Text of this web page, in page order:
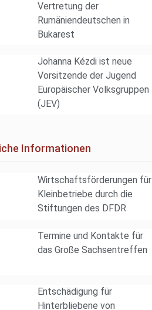
Vertretung der
Rumäniendeutschen in
Bukarest
Johanna Kézdi ist neue
Vorsitzende der Jugend
Europäischer Volksgruppen
(JEV)
Informationen
Wirtschaftsförderungen für
Kleinbetriebe durch die
Stiftungen des DFDR
Termine und Kontakte für
das Große Sachsentreffen
Entschädigung für
Hinterbliebene von